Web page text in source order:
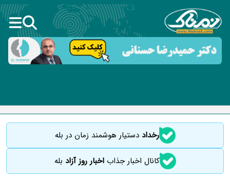
رخداددستیار هوشمند زمان در بله
کانال اخبار جذاباخبار روز آزاد بله